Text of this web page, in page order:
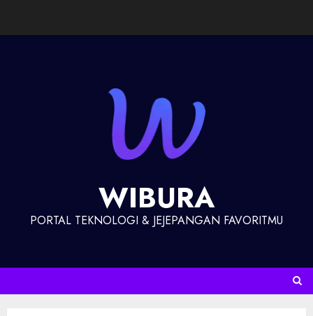
WIBURA
PORTAL TEKNOLOGI & JEJEPANGAN FAVORITMU